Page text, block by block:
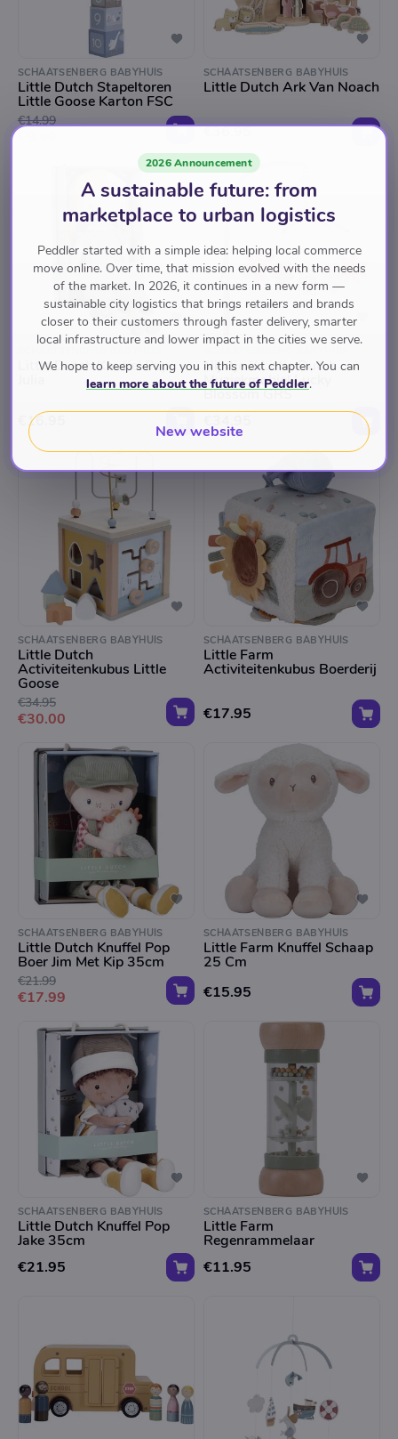
SCHAATSENBERG BABYHUIS
Little Dutch Stapeltoren
Little Goose Karton FSC
€14.99
SCHAATSENBERG BABYHUIS
Little Dutch Ark Van Noach
€36.95
Little Dutch Knuffel Pop
€16.95
Nijntje X Little Dutch
Muziekmobiel Lucky
Blossom GRS
SCHAATSENBERG BABYHUIS
Little Dutch
Activiteitenkubus Little
Goose
€34.95
€30.00
SCHAATSENBERG BABYHUIS
Little Farm
Activiteitenkubus Boerderij
€17.95
SCHAATSENBERG BABYHUIS
Little Dutch Knuffel Pop
Boer Jim Met Kip 35cm
€21.99
€17.99
SCHAATSENBERG BABYHUIS
Little Farm Knuffel Schaap
25 Cm
€15.95
SCHAATSENBERG BABYHUIS
Little Dutch Knuffel Pop
Jake 35cm
€21.95
SCHAATSENBERG BABYHUIS
Little Farm
Regenrammelaar
€11.95
2026 Announcement
A sustainable future: from
marketplace to urban logistics
Peddler started with a simple idea: helping local commerce
move online. Over time, that mission evolved with the needs
of the market. In 2026, it continues in a new form —
sustainable city logistics that brings retailers and brands
closer to their customers through faster delivery, smarter
local infrastructure and lower impact in the cities we serve.
We hope to keep serving you in this next chapter. You can
learn more about the future of Peddler.
New website